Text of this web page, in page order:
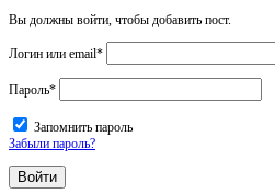
Вы должны войти, чтобы добавить пост.
Логин или email*
Пароль*
Запомнить пароль
Забыли пароль?